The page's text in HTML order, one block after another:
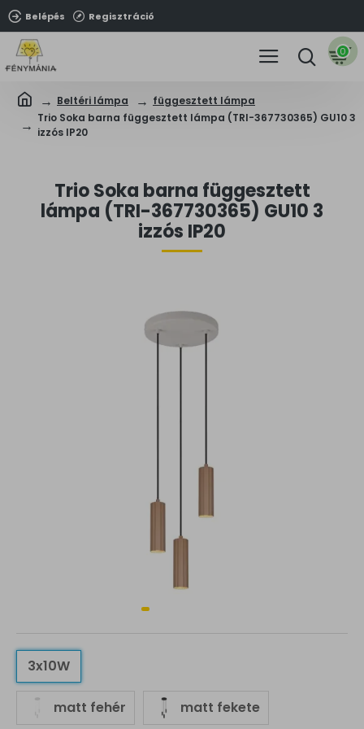
Belépés Regisztráció
0
Beltéri lámpa
függesztett lámpa
Trio Soka barna függesztett lámpa (TRI-367730365) GU10 3
izzós IP20
Trio Soka barna függesztett
lámpa (TRI-367730365) GU10 3
izzós IP20
3x10W
matt fehér matt fekete